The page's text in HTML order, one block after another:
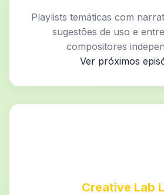
Playlists temáticas com
sugestões de uso e
compositores
Ver próximos
Creative Lab